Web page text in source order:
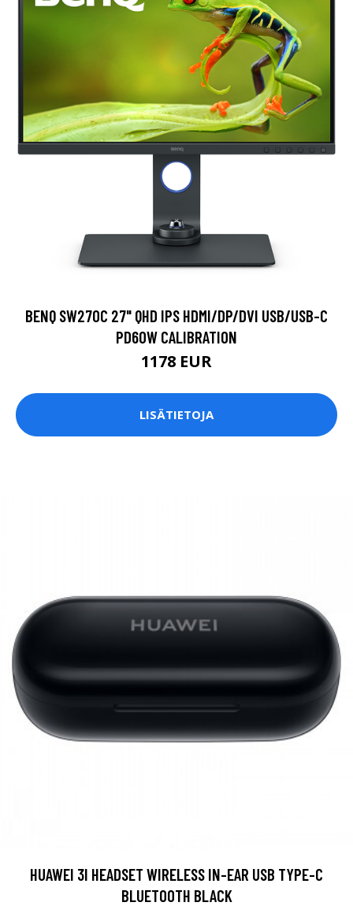
BENQ SW270C 27" QHD IPS HDMI/DP/DVI USB/USB-C
PD60W CALIBRATION
1178 EUR
LISÄTIETOJA
HUAWEI 3I HEADSET WIRELESS IN-EAR USB TYPE-C
BLUETOOTH BLACK